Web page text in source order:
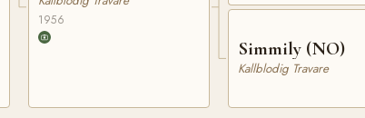
1956
Simmily (NO)
Kallblodig Travare